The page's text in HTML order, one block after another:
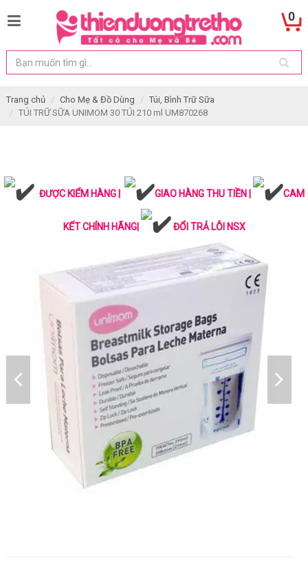
0
Trang chủ Cho Mẹ & Đồ Dùng
Túi, Bình Trữ Sữa
TÚI TRỮ SỮA UNIMOM 30 TÚI 210 ml UM870268
ĐƯỢC KIỂM HÀNG | GIAO HÀNG THU TIỀN | CAM
KẾT CHÍNH HÃNG| ĐỔI TRẢ LỖI NSX